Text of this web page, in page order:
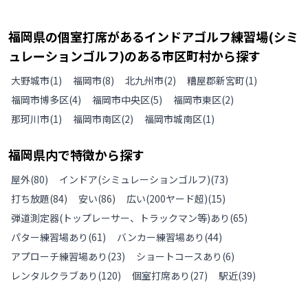
福岡県の個室打席があるインドアゴルフ練習場(シミ
ュレーションゴルフ)のある市区町村から探す
大野城市(1) 福岡市(8) 北九州市(2) 糟屋郡新宮町(1)
福岡市博多区(4) 福岡市中央区(5) 福岡市東区(2)
那珂川市(1) 福岡市南区(2) 福岡市城南区(1)
福岡県内で特徴から探す
屋外(80) インドア(シミュレーションゴルフ)(73)
打ち放題(84) 安い(86) 広い(200ヤード超)(15)
弾道測定器(トップレーサー、トラックマン等)あり (65)
パター練習場あり (61) バンカー練習場あり (44)
アプローチ練習場あり (23) ショートコースあり (6)
レンタルクラブあり (120) 個室打席あり (27) 駅近(39)